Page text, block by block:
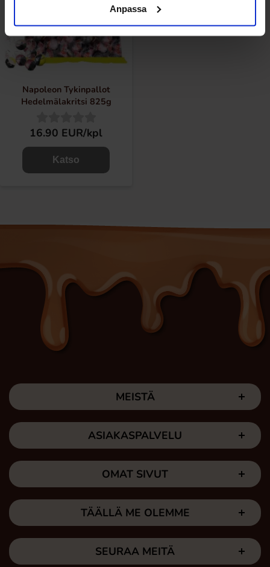
Anpassa
Napoleon Tykinpallot
Hedelmälakritsi 825g
16.90 EUR/kpl
Katso
MEISTÄ
ASIAKASPALVELU
OMAT SIVUT
TÄÄLLÄ ME OLEMME
SEURAA MEITÄ